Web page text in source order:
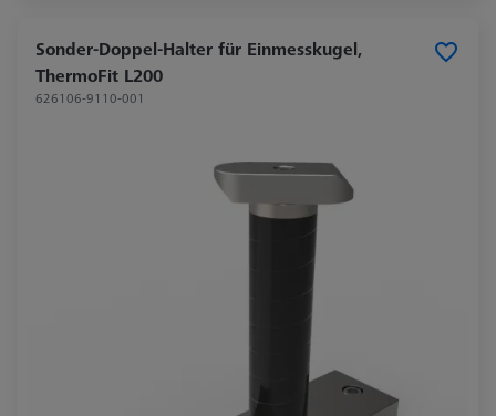
Sonder-Doppel-Halter für Einmesskugel,
ThermoFit L200
626106-9110-001